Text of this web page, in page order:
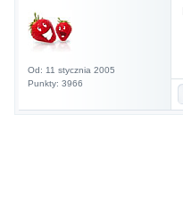
Od: 11 stycznia 2005
Punkty: 3966